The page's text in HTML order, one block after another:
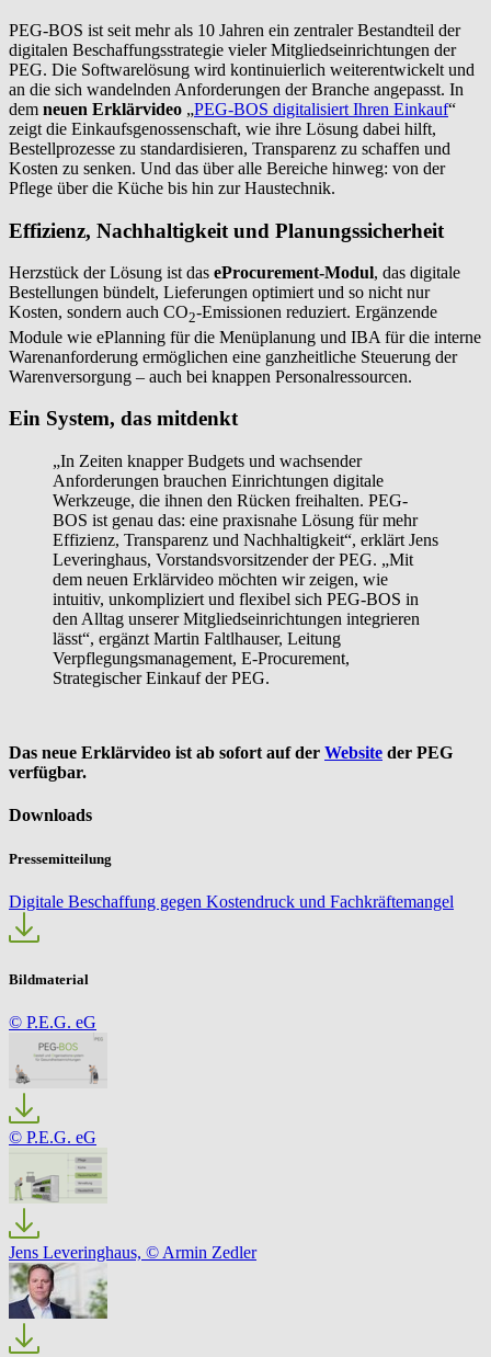
PEG-BOS ist seit mehr als 10 Jahren ein zentraler Bestandteil der
digitalen Beschaffungsstrategie vieler Mitgliedseinrichtungen der
PEG. Die Softwarelösung wird kontinuierlich weiterentwickelt und
an die sich wandelnden Anforderungen der Branche angepasst. In
dem neuen Erklärvideo „PEG-BOS digitalisiert Ihren Einkauf“
zeigt die Einkaufsgenossenschaft, wie ihre Lösung dabei hilft,
Bestellprozesse zu standardisieren, Transparenz zu schaffen und
Kosten zu senken. Und das über alle Bereiche hinweg: von der
Pflege über die Küche bis hin zur Haustechnik.
Effizienz, Nachhaltigkeit und Planungssicherheit
Herzstück der Lösung ist das eProcurement-Modul, das digitale
Bestellungen bündelt, Lieferungen optimiert und so nicht nur
Kosten, sondern auch CO2-Emissionen reduziert. Ergänzende
Module wie ePlanning für die Menüplanung und IBA für die interne
Warenanforderung ermöglichen eine ganzheitliche Steuerung der
Warenversorgung – auch bei knappen Personalressourcen.
Ein System, das mitdenkt
„In Zeiten knapper Budgets und wachsender
Anforderungen brauchen Einrichtungen digitale
Werkzeuge, die ihnen den Rücken freihalten. PEG-
BOS ist genau das: eine praxisnahe Lösung für mehr
Effizienz, Transparenz und Nachhaltigkeit“, erklärt Jens
Leveringhaus, Vorstandsvorsitzender der PEG. „Mit
dem neuen Erklärvideo möchten wir zeigen, wie
intuitiv, unkompliziert und flexibel sich PEG-BOS in
den Alltag unserer Mitgliedseinrichtungen integrieren
lässt“, ergänzt Martin Faltlhauser, Leitung
Verpflegungsmanagement, E-Procurement,
Strategischer Einkauf der PEG.
Das neue Erklärvideo ist ab sofort auf der Website der PEG
verfügbar.
Downloads
Pressemitteilung
Digitale Beschaffung gegen Kostendruck und Fachkräftemangel
Bildmaterial
© P.E.G. eG
© P.E.G. eG
Jens Leveringhaus, © Armin Zedler